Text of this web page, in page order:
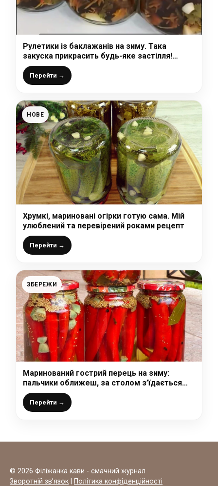
Рулетики із баклажанів на зиму. Така
закуска прикрасить будь-яке застілля!
Неймовірно смачні, апетитні і красиві овочі в
банці
Перейти →
НОВЕ
Хрумкі, мариновані огірки готую сама. Мій
улюблений та перевірений роками рецепт
Перейти →
ЗБЕРЕЖИ
Маринований гострий перець на зиму:
пальчики оближеш, за столом з’їдається
миттєво!
Перейти →
© 2026 Філіжанка кави - смачний журнал
Зворотній зв’язок
Політика конфіденційності